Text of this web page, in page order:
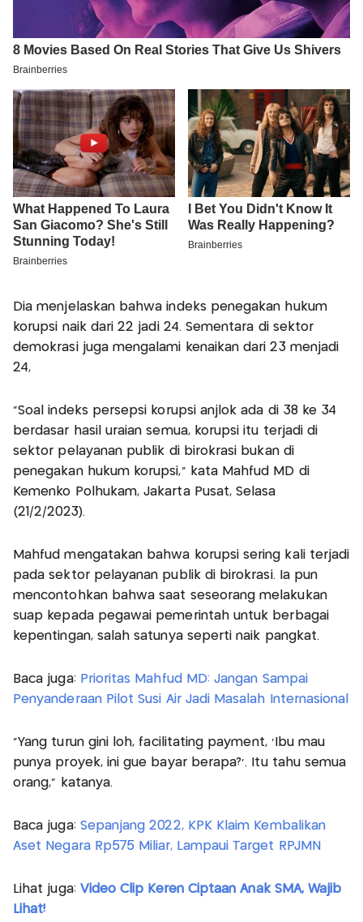
Dia menjelaskan bahwa indeks penegakan hukum
korupsi naik dari 22 jadi 24. Sementara di sektor
demokrasi juga mengalami kenaikan dari 23 menjadi
24,
"Soal indeks persepsi korupsi anjlok ada di 38 ke 34
berdasar hasil uraian semua, korupsi itu terjadi di
sektor pelayanan publik di birokrasi bukan di
penegakan hukum korupsi," kata Mahfud MD di
Kemenko Polhukam, Jakarta Pusat, Selasa
(21/2/2023).
Mahfud mengatakan bahwa korupsi sering kali terjadi
pada sektor pelayanan publik di birokrasi. Ia pun
mencontohkan bahwa saat seseorang melakukan
suap kepada pegawai pemerintah untuk berbagai
kepentingan, salah satunya seperti naik pangkat.
Baca juga: Prioritas Mahfud MD: Jangan Sampai
Penyanderaan Pilot Susi Air Jadi Masalah Internasional
"Yang turun gini loh, facilitating payment, 'Ibu mau
punya proyek, ini gue bayar berapa?'. Itu tahu semua
orang," katanya.
Baca juga: Sepanjang 2022, KPK Klaim Kembalikan
Aset Negara Rp575 Miliar, Lampaui Target RPJMN
Lihat juga: Video Clip Keren Ciptaan Anak SMA, Wajib
Lihat!